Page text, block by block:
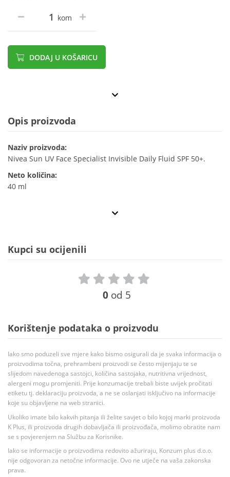
kom
DODAJ U KOŠARICU
Opis proizvoda
Naziv proizvoda:
Nivea Sun UV Face Specialist Invisible Daily Fluid SPF 50+.
Neto količina:
40 ml
Kupci su ocijenili
0 od 5
Korištenje podataka o proizvodu
Iako smo poduzeli sve mjere kako bismo osigurali da je svaka informacija o
proizvodima točna, prehrambeni proizvodi se često mijenjaju te se
slijedom navedenoga sastojci, količina sastojaka, nutritivna vrijednost,
alergeni mogu promjeniti. Prije konzumacije trebali biste uvijek pročitati
etiketu tj. deklaraciju proizvoda, a ne se oslanjati isključivo na informacije
koje su objavljene na web stranici.
Ukoliko imate bilo kakvih pitanja ili želite savjet o bilo kojoj marki proizvoda
K Plus, ili proizvoda drugih dobavljača ili proizvođača, molimo obratite nam
se s povjerenjem na Službu za Korisnike.
Iako se informacije o proizvodima redovito ažuriraju, Konzum plus d.o.o.
nije odgovoran za netočne informacije. Ovo ne utječe na vaša zakonska
prava.